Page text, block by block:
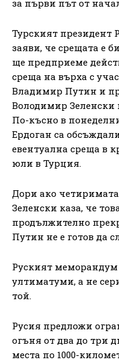
за първи път от
Турският президент
заяви, че срещата е
ще предприеме
среща на върха с
Владимир Путин и
Володимир
По-късно в
Ердоган са
евентуална среща в
юли в Турция.
Дори ако
Зеленски каза, че
продължително
Путин не е готов да
Руският
ултиматуми, а не
той.
Русия предложи
огъня от два до три
места по 1000-